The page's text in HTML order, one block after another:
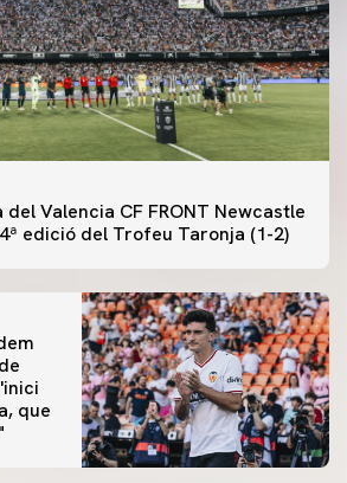
Valencia CF FRONT Newcastle
edició del Trofeu Taronja (1-2)
que